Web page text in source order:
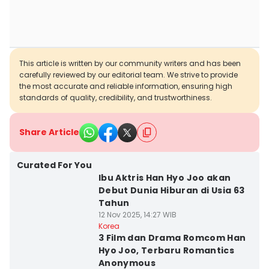
This article is written by our community writers and has been
carefully reviewed by our editorial team. We strive to provide
the most accurate and reliable information, ensuring high
standards of quality, credibility, and trustworthiness.
Share Article
Curated For You
Ibu Aktris Han Hyo Joo akan
Debut Dunia Hiburan di Usia 63
Tahun
12 Nov 2025, 14:27 WIB
Korea
3 Film dan Drama Romcom Han
Hyo Joo, Terbaru Romantics
Anonymous